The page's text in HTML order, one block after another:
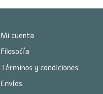
Mi cuenta
Filosofía
Términos y condiciones
Envíos